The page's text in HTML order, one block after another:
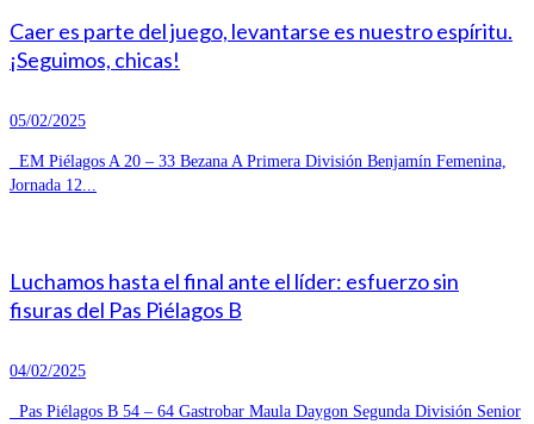
Caer es parte del juego, levantarse es nuestro espíritu.
¡Seguimos, chicas!
05/02/2025
EM Piélagos A 20 – 33 Bezana A Primera División Benjamín Femenina,
Jornada 12...
Luchamos hasta el final ante el líder: esfuerzo sin
fisuras del Pas Piélagos B
04/02/2025
Pas Piélagos B 54 – 64 Gastrobar Maula Daygon Segunda División Senior